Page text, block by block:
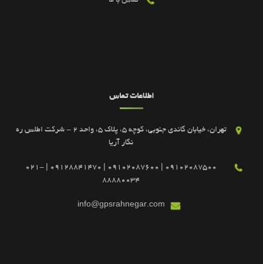
اطلاعات تماس
تهران، خیابان گاندی جنوبی، کوچه 5، پلاک 5، واحد 2 - شرکت اطلس ره
نگار آریا
09102087500 | 09102087600 | 09128841470 | 021-
88880034
info@gpsrahnegar.com